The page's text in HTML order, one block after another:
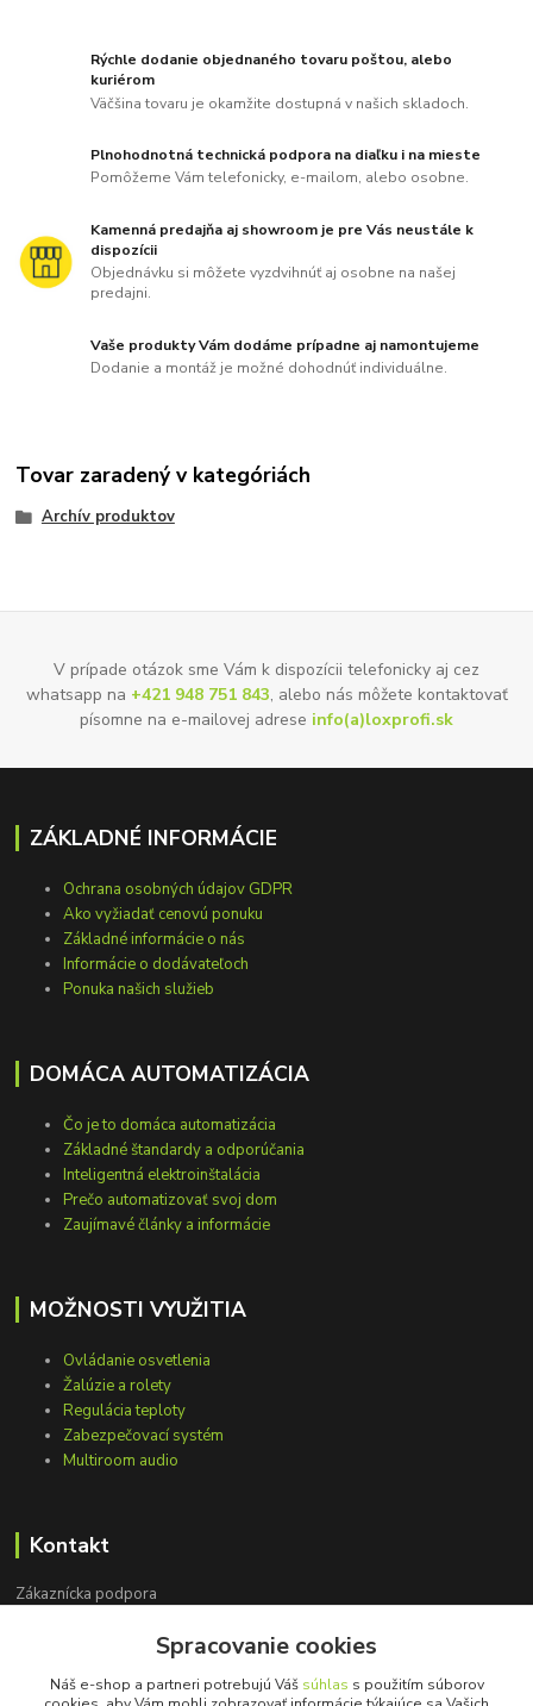
Rýchle dodanie objednaného tovaru poštou, alebo
kuriérom
Väčšina tovaru je okamžite dostupná v našich skladoch.
Plnohodnotná technická podpora na diaľku i na mieste
Pomôžeme Vám telefonicky, e-mailom, alebo osobne.
Kamenná predajňa aj showroom je pre Vás neustále k
dispozícii
Objednávku si môžete vyzdvihnúť aj osobne na našej
predajni.
Vaše produkty Vám dodáme prípadne aj namontujeme
Dodanie a montáž je možné dohodnúť individuálne.
Tovar zaradený v kategóriách
Archív produktov
V prípade otázok sme Vám k dispozícii telefonicky aj cez
whatsapp na +421 948 751 843, alebo nás môžete kontaktovať
písomne na e-mailovej adrese info(a)loxprofi.sk
ZÁKLADNÉ INFORMÁCIE
Ochrana osobných údajov GDPR
Ako vyžiadať cenovú ponuku
Základné informácie o nás
Informácie o dodávateľoch
Ponuka našich služieb
DOMÁCA AUTOMATIZÁCIA
Čo je to domáca automatizácia
Základné štandardy a odporúčania
Inteligentná elektroinštalácia
Prečo automatizovať svoj dom
Zaujímavé články a informácie
MOŽNOSTI VYUŽITIA
Ovládanie osvetlenia
Žalúzie a rolety
Regulácia teploty
Zabezpečovací systém
Multiroom audio
Kontakt
Zákaznícka podpora
info@loxprofi.sk
Spracovanie cookies
Náš e-shop a partneri potrebujú Váš súhlas s použitím súborov